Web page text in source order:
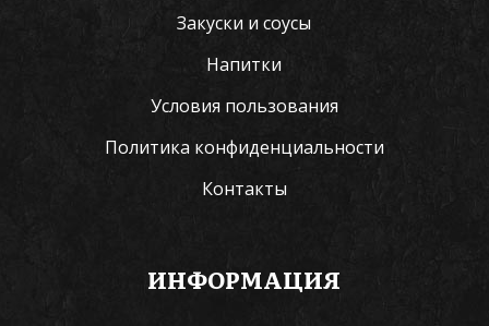
Закуски и соусы
Напитки
Условия пользования
Политика конфиденциальности
Контакты
ИНФОРМАЦИЯ